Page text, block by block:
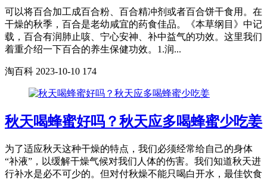
可以将百合加工成百合粉、百合精冲剂或者百合饼干食用。在
干燥的秋季，百合是老幼咸宜的药食佳品。《本草纲目》中记
载，百合有润肺止咳、宁心安神、补中益气的功效。这里我们
着重介绍一下百合的养生保健功效。1.润...
淘百科 2023-10-10 174
秋天喝蜂蜜好吗？秋天应多喝蜂蜜少吃姜
为了适应秋天这种干燥的特点，我们必须经常给自己的身体
“补液”，以缓解干燥气候对我们人体的伤害。我们知道秋天进
行补水是必不可少的。但对付秋燥不能只喝白开水，最佳饮食